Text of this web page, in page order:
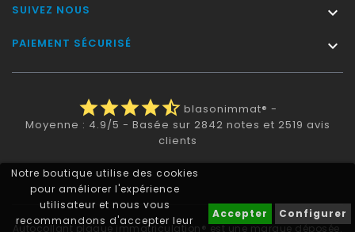
Notre boutique utilise des cookies
pour améliorer l'expérience
utilisateur et nous vous
recommandons d'accepter leur
Accepter Configurer
SUIVEZ NOUS 
PAIEMENT SÉCURISÉ 
starstarstarstarstar_half blasonimmat® -
Moyenne : 4.9/5 - Basée sur 2842 notes et 2519 avis
clients
Autocollant plaque immatriculation® est une marque déposée.